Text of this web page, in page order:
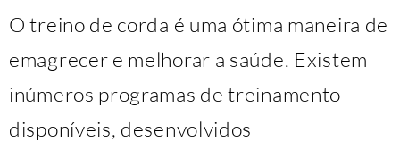
O treino de corda é uma ótima maneira de
emagrecer e melhorar a saúde. Existem
inúmeros programas de treinamento
disponíveis, desenvolvidos